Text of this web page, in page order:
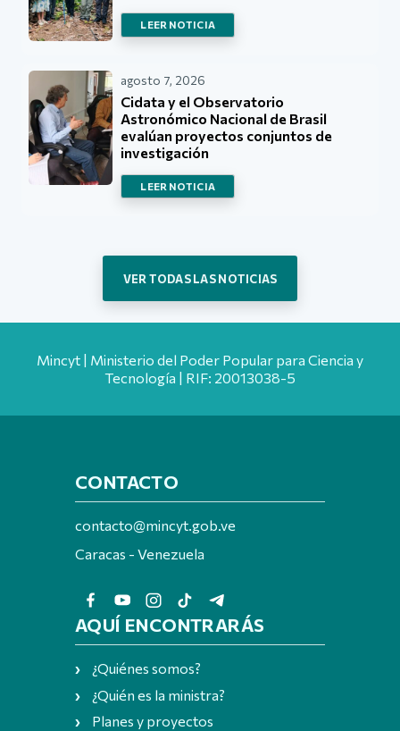
LEER NOTICIA
agosto 7, 2026
Cidata y el Observatorio
Astronómico Nacional de Brasil
evalúan proyectos conjuntos de
investigación
LEER NOTICIA
VER TODAS LAS NOTICIAS
Mincyt | Ministerio del Poder Popular para Ciencia y
Tecnología | RIF: 20013038-5
CONTACTO
contacto@mincyt.gob.ve
Caracas - Venezuela
AQUÍ ENCONTRARÁS
¿Quiénes somos?
¿Quién es la ministra?
Planes y proyectos